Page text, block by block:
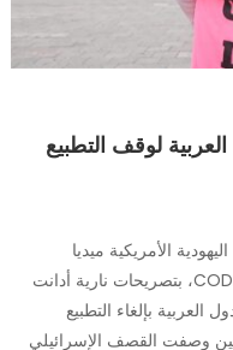
لوقف التطبيع
الأمريكية ميديا
بنجامين، المؤسسة المشاركة لحركة CODEPINK، بتصريحات نارية أدانت
العربية بإلغاء التطبيع
وصفت القصف الإسرائيلي